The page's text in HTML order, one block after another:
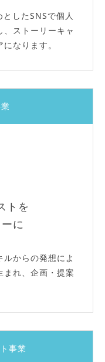
したSNSで個人
ストーリーキャ
なります。
トを
に
からの発想によ
まれ、企画・提案
事業